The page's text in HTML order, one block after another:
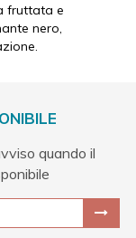
fruttata e
nero,
quando il